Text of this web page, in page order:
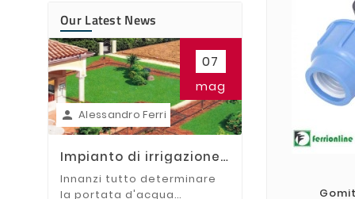
Our Latest News
07
mag
 Alessandro Ferri
Impianto di irrigazione:
Innanzi tutto determinare
la portata d'acqua
Alessandro
Irrigatori da
come si
In questa guida ti
mostreremo i
per installare
scomparsa.